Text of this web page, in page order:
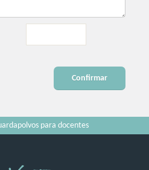
Confirmar
para docentes